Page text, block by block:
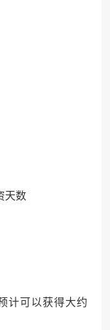
天数
计可以获得大约